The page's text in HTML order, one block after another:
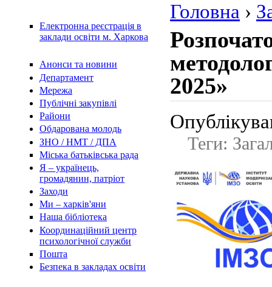
Електронна реєстрація в
заклади освіти м. Харкова
Анонси та новини
Департамент
Мережа
Публічні закупівлі
Райони
Обдарована молодь
ЗНО / НМТ / ДПА
Міська батьківська рада
Я – українець,
громадянин, патріот
Заходи
Ми – харків'яни
Наша бібліотека
Координаційний центр
психологічної служби
Пошта
Безпека в закладах освіти
Головна ›
2025»
Теги: